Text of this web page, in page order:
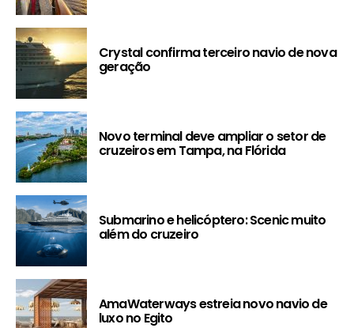
Crystal confirma terceiro navio de nova
geração
Novo terminal deve ampliar o setor de
cruzeiros em Tampa, na Flórida
Submarino e helicóptero: Scenic muito
além do cruzeiro
AmaWaterways estreia novo navio de
luxo no Egito